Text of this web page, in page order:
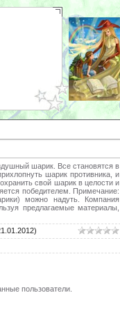
шарик. Все становятся в
шарик противника, и
свой шарик в целости и
победителем. Примечание:
можно надуть. Компания
предлагаемые материалы,
пользователи.